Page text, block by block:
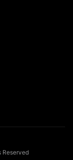
Reserved